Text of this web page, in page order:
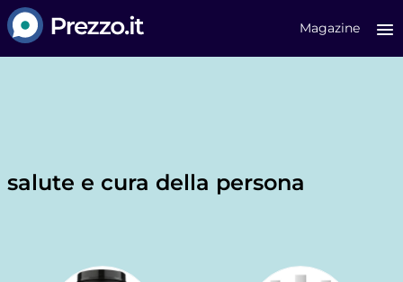
Prezzo.it
Magazine
salute e cura della persona